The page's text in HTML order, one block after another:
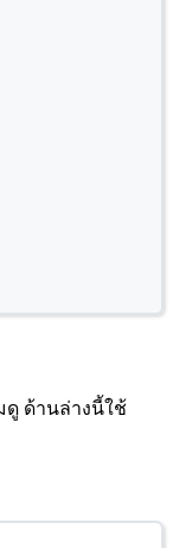
ดู ด้านล่างนี้ใช้